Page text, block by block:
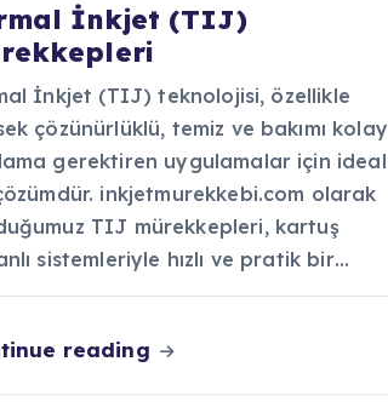
İnkjet (TIJ)
İnkjet (TIJ) teknolojisi, özellikle
çözünürlüklü, temiz ve bakımı kolay
gerektiren uygulamalar için ideal
inkjetmurekkebi.com olarak
TIJ mürekkepleri, kartuş
sistemleriyle hızlı ve pratik bir…
reading